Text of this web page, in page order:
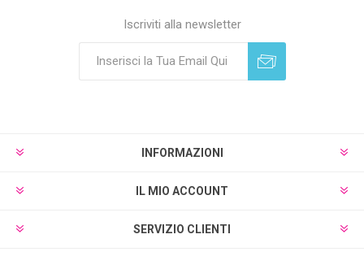
Iscriviti alla newsletter
INFORMAZIONI
IL MIO ACCOUNT
SERVIZIO CLIENTI